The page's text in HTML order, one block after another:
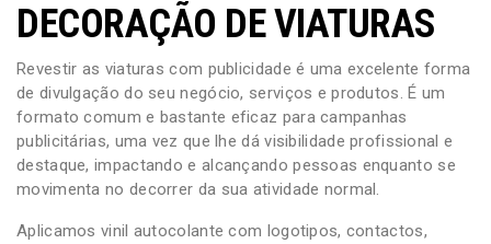
DECORAÇÃO DE VIATURAS
Revestir as viaturas com publicidade é uma excelente forma
de divulgação do seu negócio, serviços e produtos. É um
formato comum e bastante eficaz para campanhas
publicitárias, uma vez que lhe dá visibilidade profissional e
destaque, impactando e alcançando pessoas enquanto se
movimenta no decorrer da sua atividade normal.
Aplicamos vinil autocolante com logotipos, contactos,